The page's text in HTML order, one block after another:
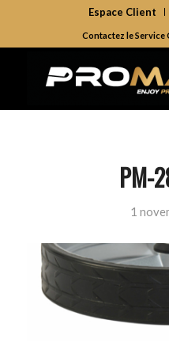
Espace Client
Contactez le Service
PM-
1